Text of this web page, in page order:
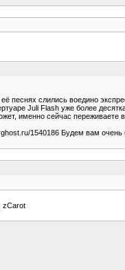
песнях слились воедино
Juli Flash уже более
именно сейчас переживаете
1540186 Будем вам очень
zCarot